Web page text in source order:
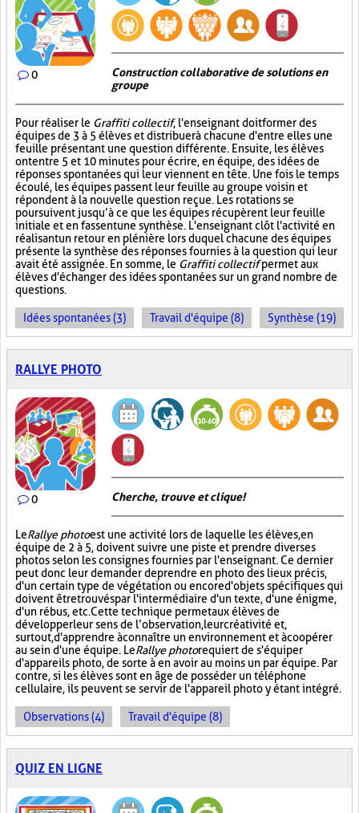
0
Construction collaborative de solutions en
groupe
Pour réaliser le Graffiti collectif, l'enseignant doit former des
équipes de 3 à 5 élèves et distribuer à chacune d'entre elles une
feuille présentant une question différente. Ensuite, les élèves
ont entre 5 et 10 minutes pour écrire, en équipe, des idées de
réponses spontanées qui leur viennent en tête. Une fois le temps
écoulé, les équipes passent leur feuille au groupe voisin et
répondent à la nouvelle question reçue. Les rotations se
poursuivent jusqu’à ce que les équipes récupèrent leur feuille
initiale et en fassent une synthèse. L'enseignant clôt l'activité en
réalisant un retour en plénière lors duquel chacune des équipes
présente la synthèse des réponses fournies à la question qui leur
avait été assignée. En somme, le Graffiti collectifpermet aux
élèves d'échanger des idées spontanées sur un grand nombre de
questions.
Idées spontanées (3) Travail d'équipe (8) Synthèse (19)
RALLYE PHOTO
0 Cherche, trouve et clique !
LeRallye photoest une activité lors de laquelle les élèves, en
équipe de 2 à 5, doivent suivre une piste et prendre diverses
photos selon les consignes fournies par l'enseignant. Ce dernier
peut donc leur demander de prendre en photo des lieux précis,
d'un certain type de végétation ou encore d'objets spécifiques qui
doivent être trouvés par l'intermédiaire d'un texte, d'une énigme,
d'un rébus, etc. Cette technique permet aux élèves de
développer leur sens de l’observation, leur créativité et,
surtout, d'apprendre à connaître un environnement et à coopérer
au sein d'une équipe. LeRallye photorequiert de s'équiper
d'appareils photo, de sorte à en avoir au moins un par équipe. Par
contre, si les élèves sont en âge de posséder un téléphone
cellulaire, ils peuvent se servir de l'appareil photo y étant intégré.
Observations (4) Travail d'équipe (8)
QUIZ EN LIGNE